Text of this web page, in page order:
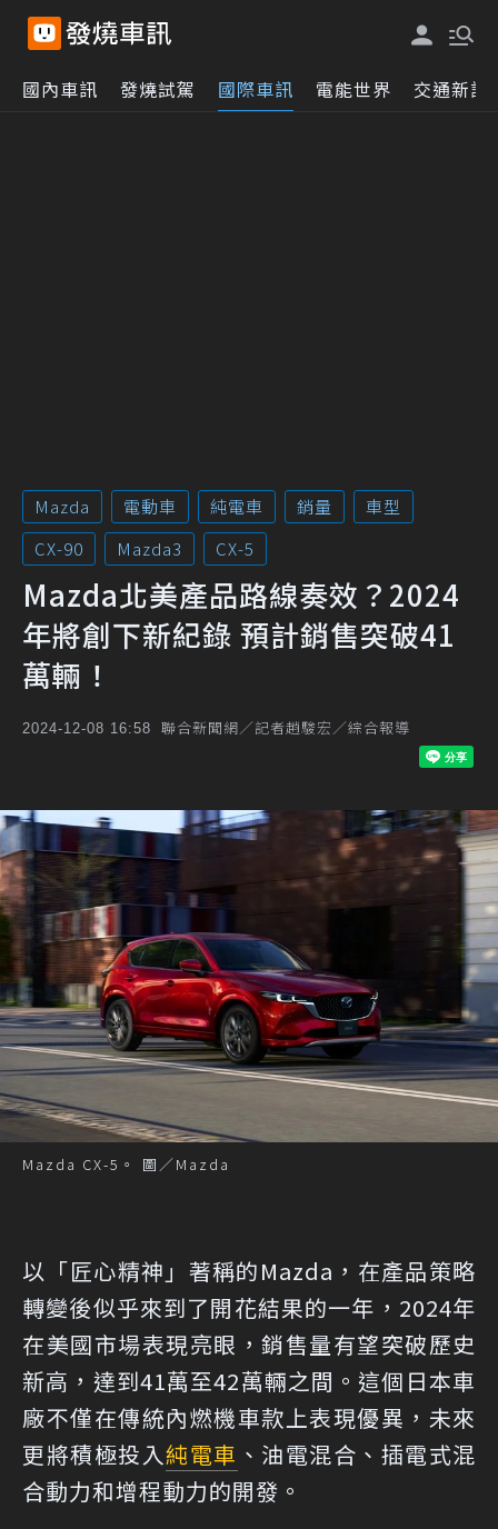
國內車訊 發燒試駕 國際車訊 電能世界 交通新訊
Mazda 電動車 純電車 銷量
車型
CX-90
Mazda3 CX-5
Mazda北美產品路線奏效？2024
年將創下新紀錄 預計銷售突破41
萬輛！
2024-12-08 16:58 聯合新聞網／記者趙駿宏／綜合報導
Mazda CX-5。 圖／Mazda
以「匠心精神」著稱的Mazda，在產品策略
轉變後似乎來到了開花結果的一年，2024年
在美國市場表現亮眼，銷售量有望突破歷史
新高，達到41萬至42萬輛之間。這個日本車
廠不僅在傳統內燃機車款上表現優異，未來
更將積極投入純電車 、油電混合、插電式混
合動力和增程動力的開發。